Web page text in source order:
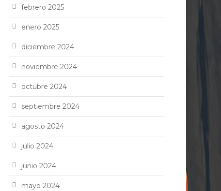
febrero 2025
enero 2025
diciembre 2024
noviembre 2024
octubre 2024
septiembre 2024
agosto 2024
julio 2024
junio 2024
mayo 2024